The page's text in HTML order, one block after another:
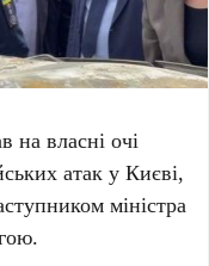
на власні очі
атак уКиєві,
міністра
.